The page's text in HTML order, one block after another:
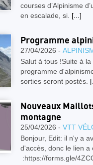
courses d’Alpinisme
en escalade, si. [...]
Programme
27/04/2026 -
Salut à tous !Suite à
programme
sorties seront postés.
Nouveaux
montagne
25/04/2026 - VTT
Bonjour, Edit: il n'y a
d'accès, donc le lien a
:https://forms.gle/